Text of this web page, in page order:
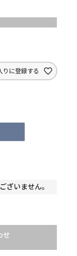
りに登録する
ざいません。
せ